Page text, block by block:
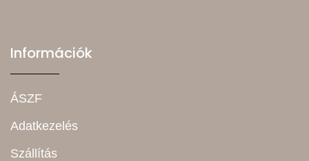
Információk
ÁSZF
Adatkezelés
Szállítás